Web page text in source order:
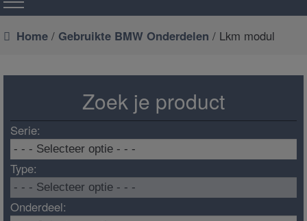
Home / Gebruikte BMW Onderdelen / Lkm modul
Zoek je product
Serie:
Type:
Onderdeel: